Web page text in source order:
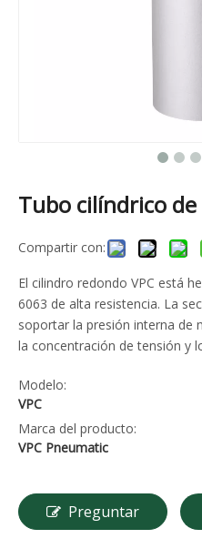
Tubo cilíndrico
Compartir con:
El cilindro redondo VPC está
6063 de alta resistencia. La
soportar la presión interna de
la concentración de tensión y
Modelo:
VPC
Marca del producto:
VPC Pneumatic
Preguntar